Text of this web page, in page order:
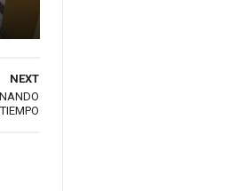
NEXT